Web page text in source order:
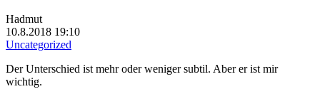
Hadmut
10.8.2018 19:10
Uncategorized
Der Unterschied ist mehr oder weniger subtil. Aber er ist mir
wichtig.